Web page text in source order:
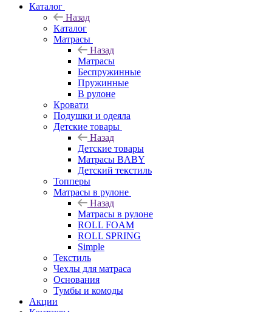
Каталог
Назад
Каталог
Матрасы
Назад
Матрасы
Беспружинные
Пружинные
В рулоне
Кровати
Подушки и одеяла
Детские товары
Назад
Детские товары
Матрасы BABY
Детский текстиль
Топперы
Матрасы в рулоне
Назад
Матрасы в рулоне
ROLL FOAM
ROLL SPRING
Simple
Текстиль
Чехлы для матраса
Основания
Тумбы и комоды
Акции